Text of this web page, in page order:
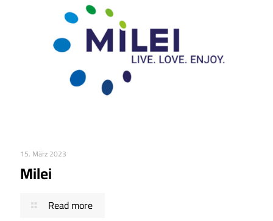
15. März 2023
Milei
Read more